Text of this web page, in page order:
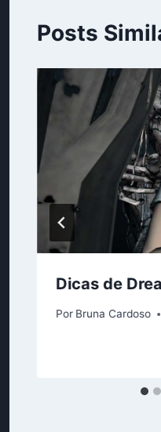
Posts
Dicas de
Por Bruna Cardoso